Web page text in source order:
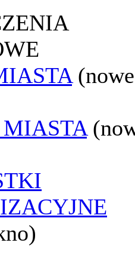
(nowe